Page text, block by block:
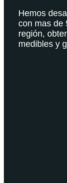
Hemos
con mas de
región,
medibles y